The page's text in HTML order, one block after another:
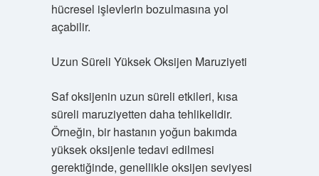
hücresel işlevlerin bozulmasına yol
açabilir.
Uzun Süreli Yüksek Oksijen Maruziyeti
Saf oksijenin uzun süreli etkileri, kısa
süreli maruziyetten daha tehlikelidir.
Örneğin, bir hastanın yoğun bakımda
yüksek oksijenle tedavi edilmesi
gerektiğinde, genellikle oksijen seviyesi